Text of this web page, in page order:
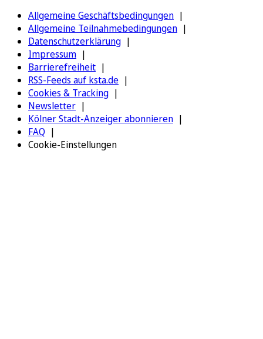
Allgemeine Geschäftsbedingungen
Allgemeine Teilnahmebedingungen
Datenschutzerklärung
Impressum
Barrierefreiheit
RSS-Feeds auf ksta.de
Cookies & Tracking
Newsletter
Kölner Stadt-Anzeiger abonnieren
FAQ
Cookie-Einstellungen